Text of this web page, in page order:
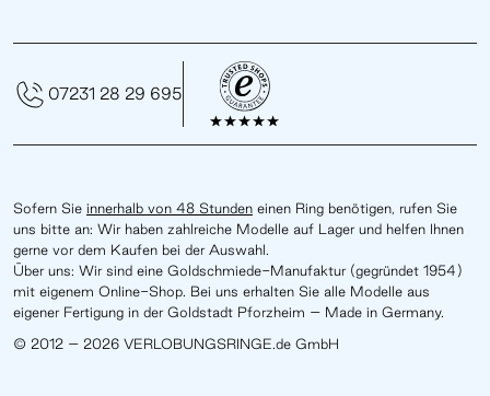
Sofern Sie innerhalb von 48 Stunden einen Ring benötigen, rufen Sie
uns bitte an: Wir haben zahlreiche Modelle auf Lager und helfen Ihnen
gerne vor dem Kaufen bei der Auswahl.
Über uns: Wir sind eine Goldschmiede-Manufaktur (gegründet 1954)
mit eigenem Online-Shop. Bei uns erhalten Sie alle Modelle aus
eigener Fertigung in der Goldstadt Pforzheim – Made in Germany.
© 2012 – 2026 VERLOBUNGSRINGE.de GmbH
07231 28 29 695